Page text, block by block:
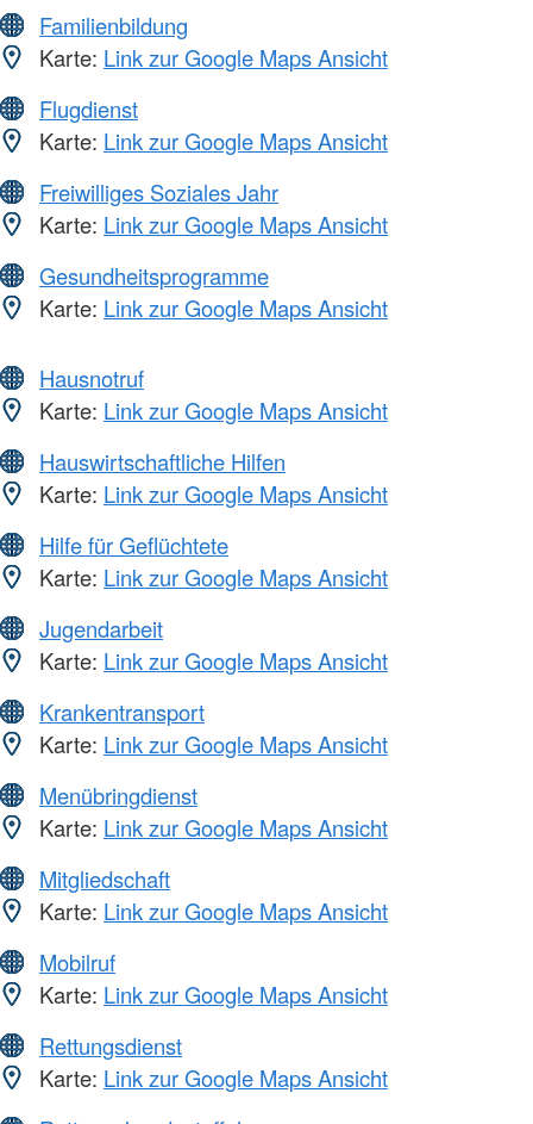
Familienbildung
Karte: Link zur Google Maps Ansicht
Flugdienst
Karte: Link zur Google Maps Ansicht
Freiwilliges Soziales Jahr
Karte: Link zur Google Maps Ansicht
Gesundheitsprogramme
Karte: Link zur Google Maps Ansicht
Hausnotruf
Karte: Link zur Google Maps Ansicht
Hauswirtschaftliche Hilfen
Karte: Link zur Google Maps Ansicht
Hilfe für Geflüchtete
Karte: Link zur Google Maps Ansicht
Jugendarbeit
Karte: Link zur Google Maps Ansicht
Krankentransport
Karte: Link zur Google Maps Ansicht
Menübringdienst
Karte: Link zur Google Maps Ansicht
Mitgliedschaft
Karte: Link zur Google Maps Ansicht
Mobilruf
Karte: Link zur Google Maps Ansicht
Rettungsdienst
Karte: Link zur Google Maps Ansicht